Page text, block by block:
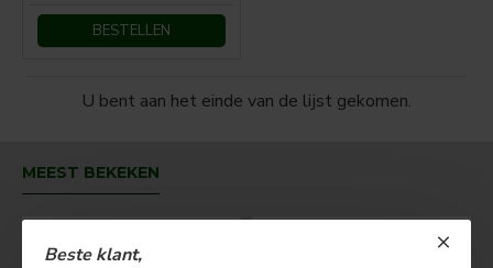
Beste klant,
BESTELLEN
U bent aan het einde van de lijst gekomen.
MEEST BEKEKEN